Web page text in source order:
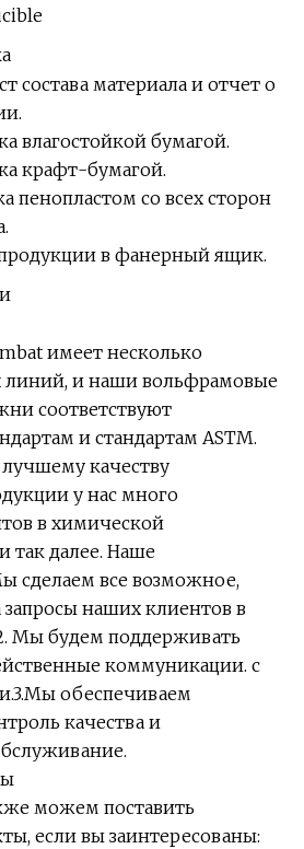
состава материала и отчет о
влагостойкой бумагой.
крафт-бумагой.
пенопластом со всех сторон
в фанерный ящик.
имеет несколько
линий, и наши вольфрамовые
соответствуют
и стандартам ASTM.
качеству
у нас много
в химической
далее. Наше
сделаем все возможное,
наших клиентов в
Мы будем поддерживать
коммуникации. с
обеспечиваем
качества и
можем поставить
если вы заинтересованы: